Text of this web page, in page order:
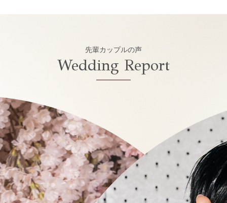
先輩カップルの声
Wedding Report